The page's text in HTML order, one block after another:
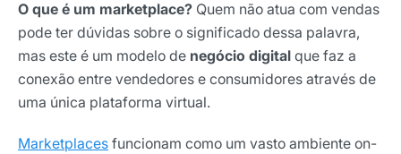
O que é um marketplace? Quem não atua com vendas
pode ter dúvidas sobre o significado dessa palavra,
mas este é um modelo de negócio digital que faz a
conexão entre vendedores e consumidores através de
uma única plataforma virtual.
Marketplaces funcionam como um vasto ambiente on-